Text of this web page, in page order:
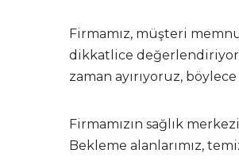
Firmamız, müşteri
dikkatlice değerlendiriyor
zaman ayırıyoruz,
Firmamızın sağlık
Bekleme alanlarımız,